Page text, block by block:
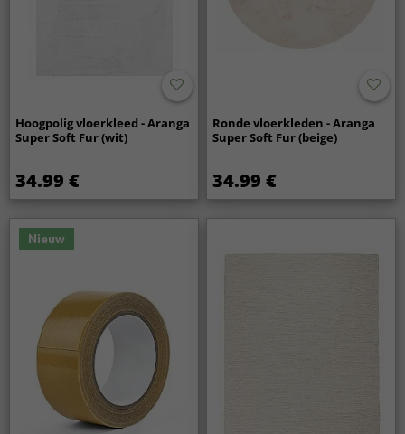
Hoogpolig vloerkleed - Aranga
Super Soft Fur (wit)
34.99 €
Ronde vloerkleden - Aranga
Super Soft Fur (beige)
34.99 €
Nieuw